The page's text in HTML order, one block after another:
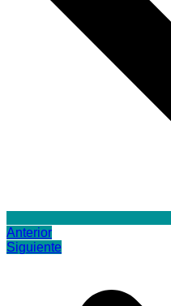
Anterior
Siguiente